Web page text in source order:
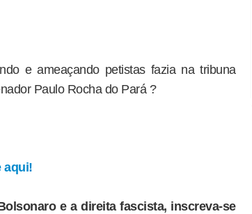
e ameaçando petistas fazia na tribuna
Paulo Rocha do Pará ?
aqui!
e a direita fascista, inscreva-se